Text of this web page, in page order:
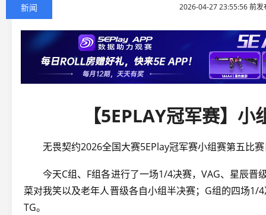
新闻 2026-04-27 23:55:56 前
【5EPLAY冠军赛】
无畏契约2026全国大赛5EPlay冠军赛小组赛第五比
今天C组、F组各进行了一场1/4决赛，VAG、星辰
菜对我笑以及老年人晋级各自小组半决赛；G组的四场1/
TG。